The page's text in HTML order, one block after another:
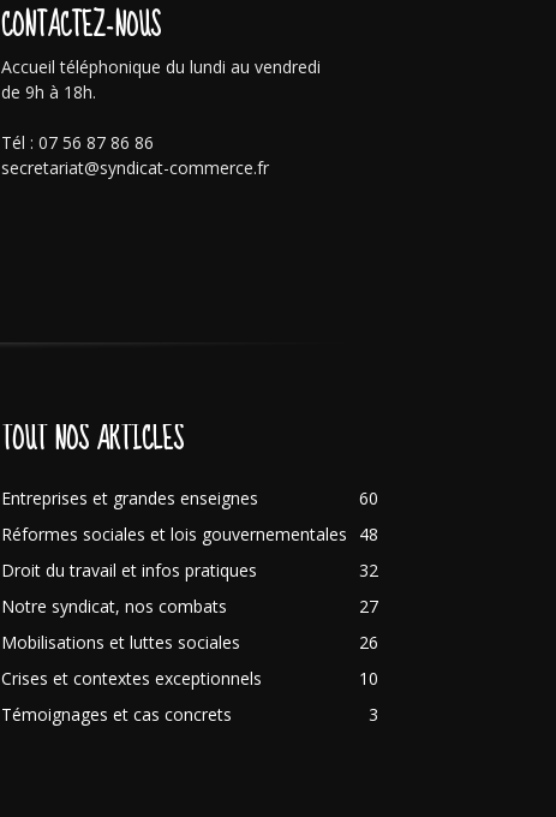
CONTACTEZ-NOUS
Accueil téléphonique du lundi au vendredi
de 9h à 18h.
Tél : 07 56 87 86 86
secretariat@syndicat-commerce.fr
TOUT NOS ARTICLES
Entreprises et grandes enseignes
60
Réformes sociales et lois gouvernementales
48
Droit du travail et infos pratiques
32
Notre syndicat, nos combats
27
Mobilisations et luttes sociales
26
Crises et contextes exceptionnels
10
Témoignages et cas concrets
3